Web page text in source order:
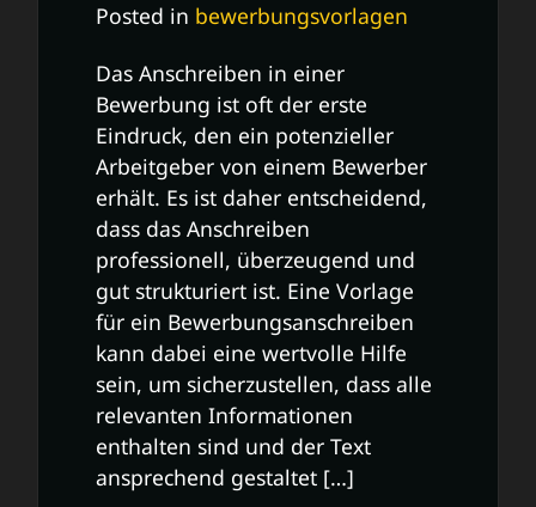
Posted in bewerbungsvorlagen
Das Anschreiben in einer
Bewerbung ist oft der erste
Eindruck, den ein potenzieller
Arbeitgeber von einem Bewerber
erhält. Es ist daher entscheidend,
dass das Anschreiben
professionell, überzeugend und
gut strukturiert ist. Eine Vorlage
für ein Bewerbungsanschreiben
kann dabei eine wertvolle Hilfe
sein, um sicherzustellen, dass alle
relevanten Informationen
enthalten sind und der Text
ansprechend gestaltet […]